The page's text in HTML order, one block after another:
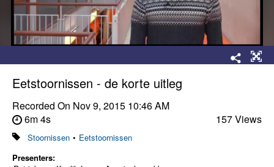
Eetstoornissen - de korte uitleg
Recorded On Nov 9, 2015 10:46 AM
6m 4s
157 Views
Stoornissen • Eetstoornissen
Presenters: